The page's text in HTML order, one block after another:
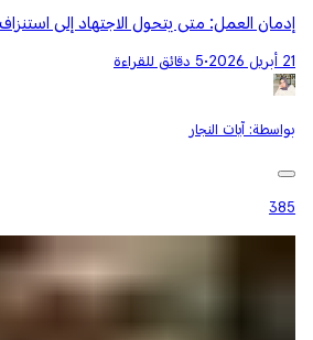
إدمان العمل: متى يتحول الاجتهاد إلى
21 أبريل 2026 •5 دقائق للقراءة
بواسطة: آيات النجار
385